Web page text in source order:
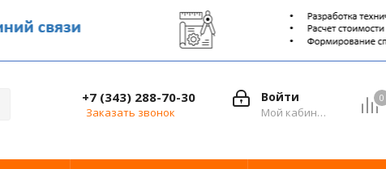
0
Войти
Мой кабинет
+7 (343) 288-70-30
Заказать звонок